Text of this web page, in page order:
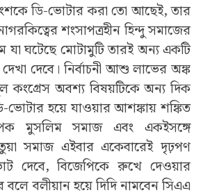
ডি-ভোটার করা তো আছেই, তার
শংসাপত্রহীন হিন্দু সমাজের
ঘটেছে মোটামুটি তারই অন্য একটি
দেবে। নির্বাচনী আশু লাভের অঙ্ক
কংগ্রেস অবশ্য বিষয়টিকে অন্য দিক
ভোটার হয়ে যাওয়ার আশঙ্কায় শঙ্কিত
মুসলিম সমাজ এবং একইসঙ্গে
সমাজ এইবার একেবারেই দৃঢ়পণ
দেবে, বিজেপিকে রুখে দেওয়ার
বলীয়ান হয়ে দিদি নামবেন সিএএ